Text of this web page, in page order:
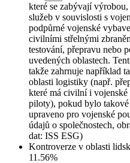
které se zabývají
služeb v souvislosti s
podpůrné vojenské
civilními střelnými
testování, přepravu nebo
uvedených oblastech.
takže zahrnuje například
oblasti logistiky (např.
které má civilní i
piloty), pokud bylo
upraveno pro vojenské
údajů o společnostech,
dat: ISS ESG)
Kontroverze v oblasti
11.56%